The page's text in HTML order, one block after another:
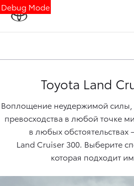
Debug Mode
Toyota Land
Воплощение неудержимой силы,
превосходства в любой точке
в любых обстоятельствах
Land Cruiser 300. Выберите
которая подходит